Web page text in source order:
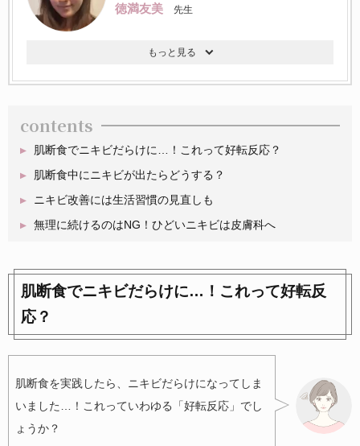
徳満友美 先生
contents
肌断食でニキビだらけに…！これって好転反応？
肌断食中にニキビが出たらどうする？
ニキビ改善には生活習慣の見直しも
無理に続けるのはNG！ひどいニキビは皮膚科へ
肌断食でニキビだらけに…！これって好転反
応？
肌断食を実践したら、ニキビだらけになってしま
いました…！これっていわゆる「好転反応」でし
ょうか？